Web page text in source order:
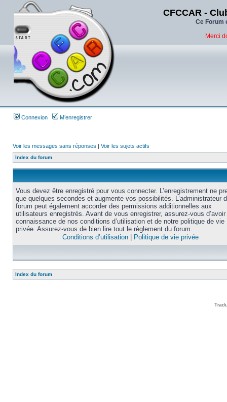
CFCCAR -
Ce Forum
Merci
Connexion M’enregistrer
Voir les messages sans réponses | Voir les sujets actifs
Index du forum
Vous devez être enregistré pour vous connecter. L’enregistrement ne
que quelques secondes et augmente vos possibilités. L’administrateur
forum peut également accorder des permissions additionnelles aux
utilisateurs enregistrés. Avant de vous enregistrer, assurez-vous
connaissance de nos conditions d’utilisation et de notre politique de vie
privée. Assurez-vous de bien lire tout le règlement du forum.
Conditions d’utilisation
Politique de vie privée
Index du forum